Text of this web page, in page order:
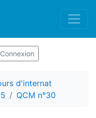
d'internat
QCM n°30